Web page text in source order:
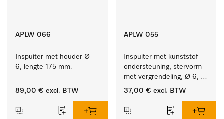
APLW 066
Inspuiter met houder Ø
6, lengte 175 mm.
89,00 € excl. BTW
APLW 055
Inspuiter met kunststof
ondersteuning, stervorm
met vergrendeling, Ø 6,
lengte 175 mm.
37,00 € excl. BTW